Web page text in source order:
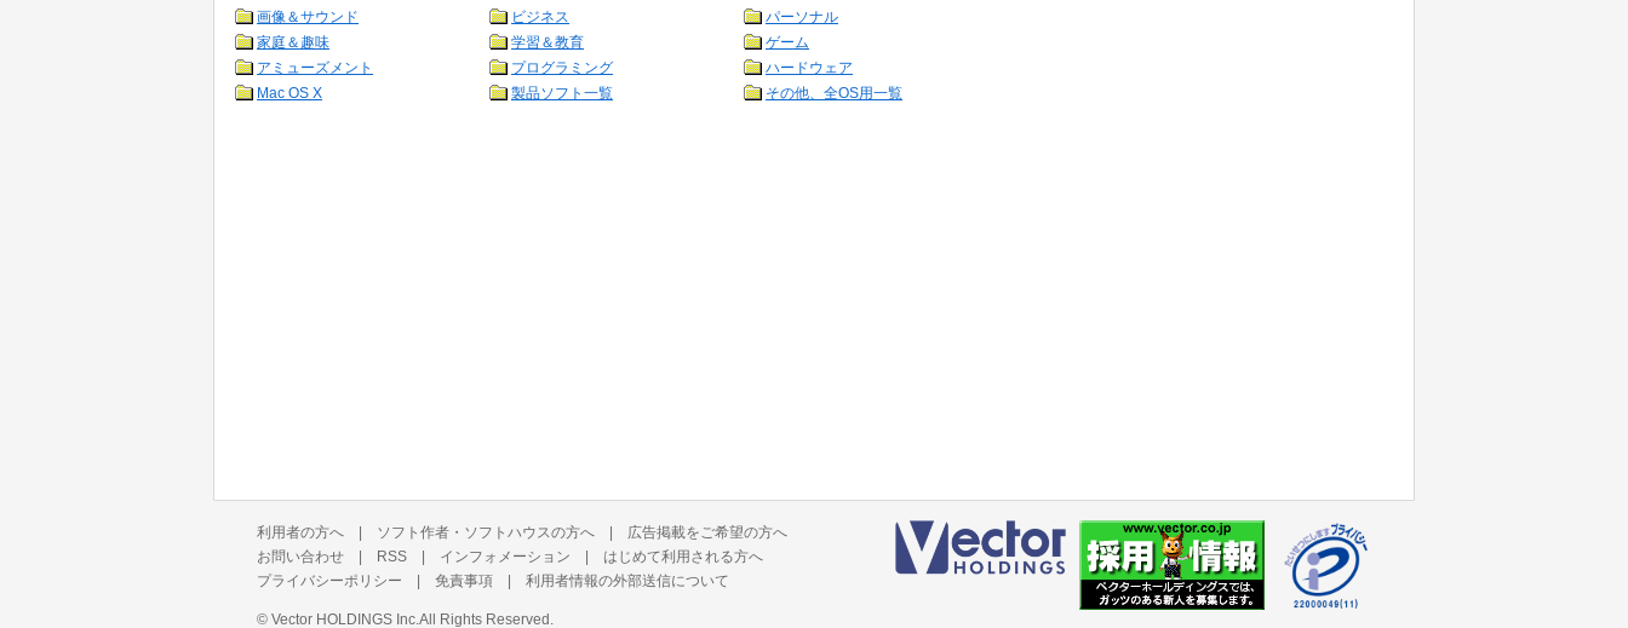
画像＆サウンド
ビジネス
パーソナル
家庭＆趣味
学習＆教育
ゲーム
アミューズメント
プログラミング
ハードウェア
Mac OS X
製品ソフト一覧 その他、全OS用一覧
利用者の方へ | ソフト作者・ソフトハウスの方へ | 広告掲載をご希望の方へ
お問い合わせ | RSS | インフォメーション | はじめて利用される方へ
プライバシーポリシー | 免責事項 | 利用者情報の外部送信について
© Vector HOLDINGS Inc. All Rights Reserved.